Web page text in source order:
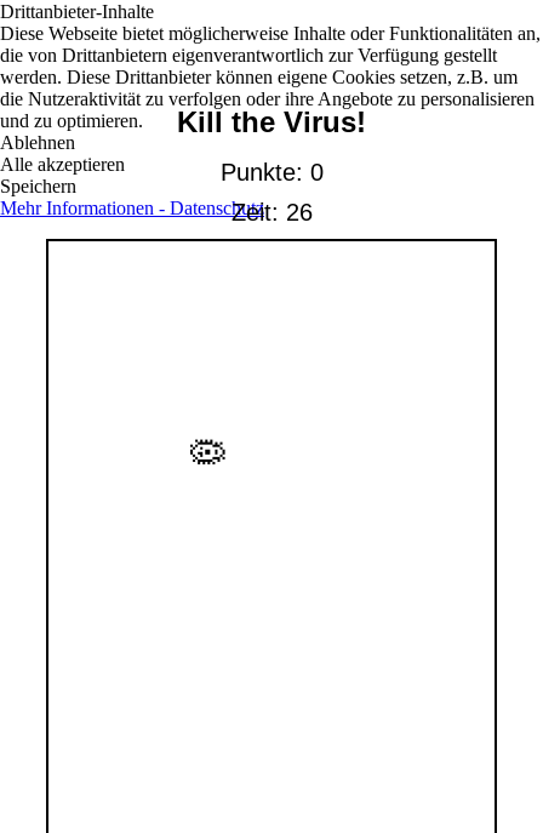
Drittanbieter-Inhalte
Diese Webseite bietet möglicherweise Inhalte oder Funktionalitäten an,
die von Drittanbietern eigenverantwortlich zur Verfügung gestellt
werden. Diese Drittanbieter können eigene Cookies setzen, z.B. um
die Nutzeraktivität zu verfolgen oder ihre Angebote zu personalisieren
und zu optimieren.
Ablehnen
Alle akzeptieren
Speichern
Mehr Informationen - Datenschutz